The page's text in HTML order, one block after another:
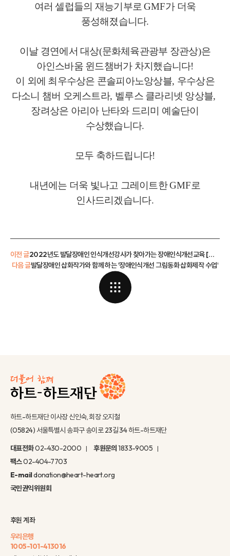
여러 셀럽들의 재능기부로GMF가 더욱
풍성해졌습니다.
이날 경연에서 대상(문화체육관광부 장관상)은
아인스바움 윈드챔버가 차지했습니다!
이 외에 최우수상은 콘솔피아노앙상블, 우수상은
다소니 챔버 오케스트라, 벨루스 클라리넷 앙상블,
장려상은 아리아 난타와 드리미 예술단이
수상했습니다.
모두 축하드립니다!
내년에는 더욱 빛나고 그레이트한GMF로
인사드리겠습니다.
이전 글
2022년도 발달장애인 인식개선강사가 찾아가는 장애인식개선교육 [하트해피스쿨] 이야기
발달장애인 삽화작가와 함께 하는 '장애인식개선 그림동화 삽화제작 수업'
다음 글
하트-하트재단 이사장 신인숙, 회장 오지철
(05824) 서울특별시 송파구 송이로 23길 34 하트-하트재단
대표전화02-430-2000 후원문의 1833-9005
팩스02-404-7703
E-maildonation@heart-heart.org
국민권익위원회
후원 계좌
우리은행
1005-101-413016